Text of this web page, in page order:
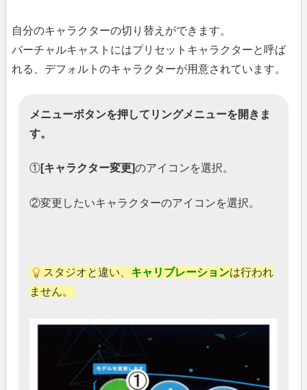
自分のキャラクターの切り替えができます。
バーチャルキャストにはプリセットキャラクターと呼ば
れる、デフォルトのキャラクターが用意されています。
メニューボタンを押してリングメニューを開きま
す。
①[キャラクター変更]のアイコンを選択。
②変更したいキャラクターのアイコンを選択。
スタジオと違い、 キャリブレーションは行われ
ません。